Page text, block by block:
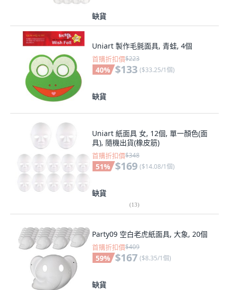
缺貨
Uniart 製作毛氈面具, 青蛙, 4個
首購折扣價$223
40% $133 ($33.25/1個)
缺貨
Uniart 紙面具 女, 12個, 單一顏色(面
具), 隨機出貨(橡皮筋)
首購折扣價$348
51% $169 ($14.08/1個)
缺貨
(13)
Party09 空白老虎紙面具, 大象, 20個
首購折扣價$409
59% $167 ($8.35/1個)
缺貨